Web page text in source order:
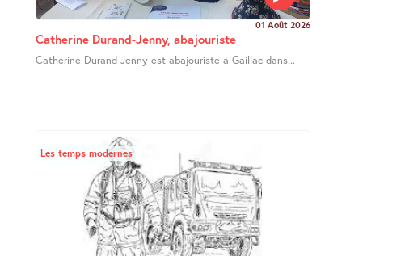
01 Août 2026
Catherine Durand-Jenny, abajouriste
Catherine Durand-Jenny est abajouriste à Gaillac dans...
Les temps modernes